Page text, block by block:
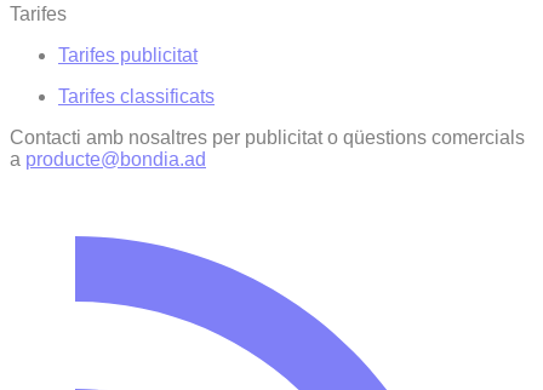
Tarifes
Tarifes publicitat
Tarifes classificats
Contacti amb nosaltres per publicitat o qüestions comercials
a producte@bondia.ad